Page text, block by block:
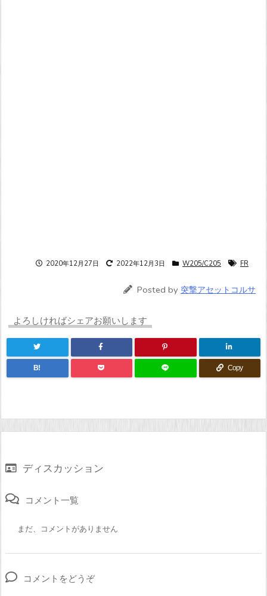
2020年12月27日 2022年12月3日 W205/C205 FR
Posted by 突撃アセットコルサ
よろしければシェアお願いします
B! Copy
ディスカッション
コメント一覧
まだ、コメントがありません
コメントをどうぞ